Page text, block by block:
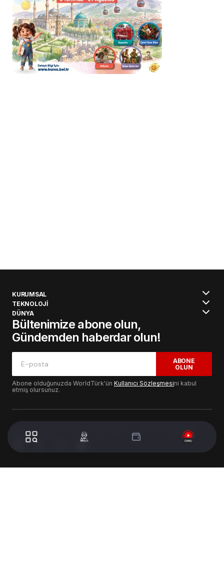
KURUMSAL
TEKNOLOJİ
DÜNYA
Bültenimize abone olun,
Gündemden haberdar olun!
ABONE
OLUN
Abone olduğunuzda WorldTürk'ün Kullanıcı Sözleşmesini kabul
etmiş olursunuz.
© 2024 WorldTurk. Tüm Hakları Saklıdır. - Tasarım & Geliştirme :
Volion's